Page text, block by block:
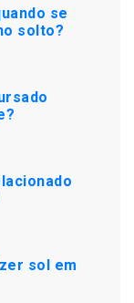
se
solto?
sol em